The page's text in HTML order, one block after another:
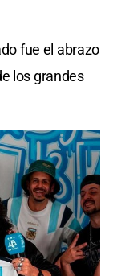
fue el abrazo
los grandes